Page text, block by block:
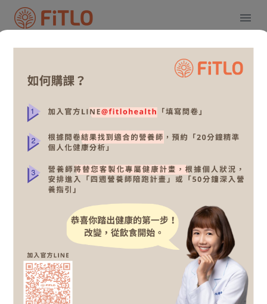
全部 體重控制 上班族營養
篩選依據 排序依據：推薦
簡鈺樺營養師（Betty）
上班族營養、 樂齡營養與保健、 家庭
飲食計畫、 孕期/嬰幼兒營養、 體重控
#備孕好體質 #孕期營養 #更年期 #體重管理